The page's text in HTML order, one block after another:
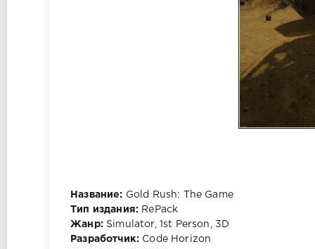
Название: Gold Rush: The Game
Тип издания: RePack
Жанр: Simulator, 1st Person, 3D
Разработчик: Code Horizon